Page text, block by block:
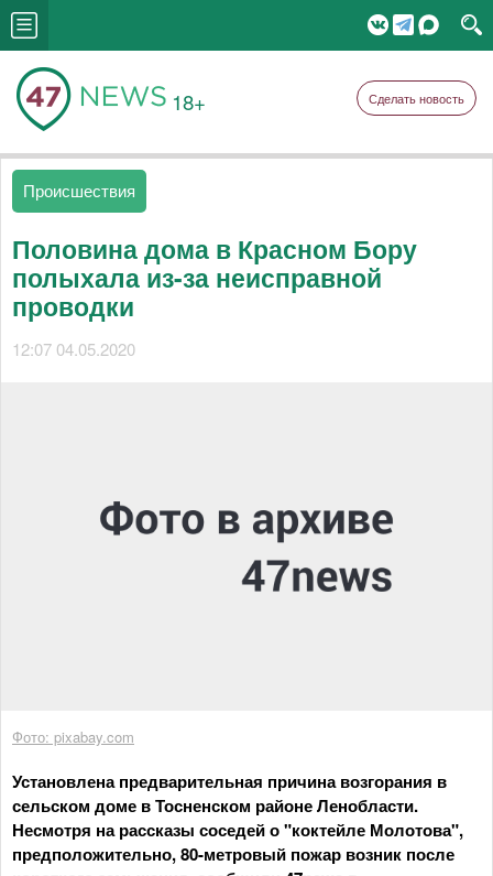
18+ Сделать новость
Происшествия
Половина дома в Красном Бору
полыхала из-за неисправной
проводки
12:07 04.05.2020
Фото: pixabay.com
Установлена предварительная причина возгорания в
сельском доме в Тосненском районе Ленобласти.
Несмотря на рассказы соседей о "коктейле Молотова",
предположительно, 80-метровый пожар возник после